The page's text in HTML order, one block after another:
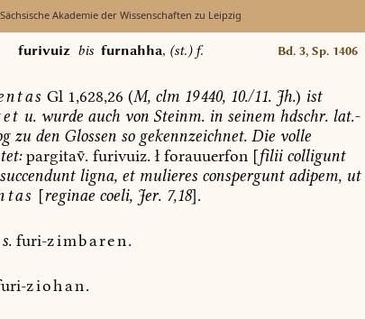
Sächsische Akademie der Wissenschaften zu Leipzig
furivuizbis furnahha, (st.) f. Bd. 3, Sp. 1406
Gl 1,628,26 (M, clm 19 440, 10./11. Jh.) ist
u. wurde auch von Steinm. in seinem hdschr. lat.-
zuden Glossensogekennzeichnet.Dievolle
pargita. furivuiz. łforauuerfon[filiicolligunt
ligna,etmulieresconspergunt adipem,ut
[reginaecoeli,Jer. 7,18].
s. furi-zimbaren.
ziohan.